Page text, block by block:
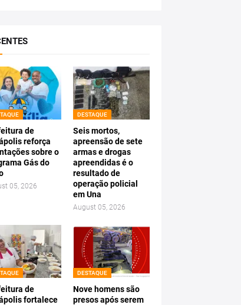
de
reforça
sobre o
Gás do
05, 2026
DESTAQUE
Seis mortos,
apreensão de sete
armas e drogas
apreendidas é o
resultado de
operação policial
em Una
August 05, 2026
de
fortalece
DESTAQUE
Nove homens são
presos após serem